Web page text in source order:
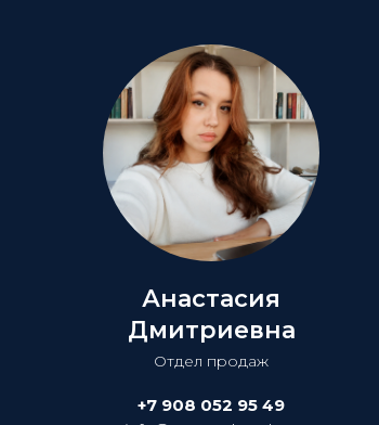
Анастасия
Дмитриевна
Отдел продаж
+7 908 052 95 49